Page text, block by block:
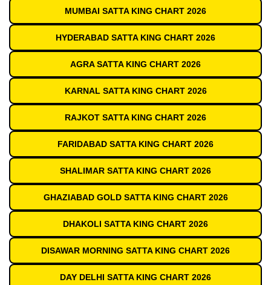
MUMBAI SATTA KING CHART 2026
HYDERABAD SATTA KING CHART 2026
AGRA SATTA KING CHART 2026
KARNAL SATTA KING CHART 2026
RAJKOT SATTA KING CHART 2026
FARIDABAD SATTA KING CHART 2026
SHALIMAR SATTA KING CHART 2026
GHAZIABAD GOLD SATTA KING CHART 2026
DHAKOLI SATTA KING CHART 2026
DISAWAR MORNING SATTA KING CHART 2026
DAY DELHI SATTA KING CHART 2026